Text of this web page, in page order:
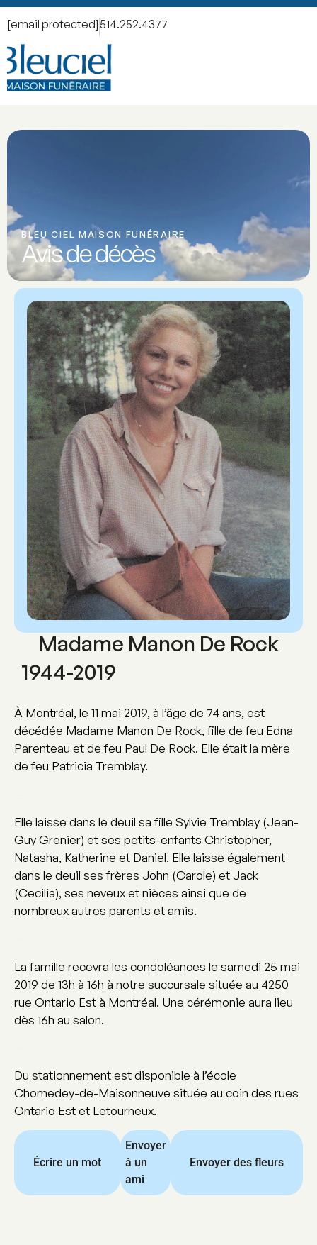
[email protected] 514.252.4377
BLEU CIEL MAISON FUNÉRAIRE
Avis de décès
À Montréal, le 11 mai 2019, à l’âge de 74 ans, est
décédée Madame Manon De Rock, fille de feu Edna
Parenteau et de feu Paul De Rock. Elle était la mère
de feu Patricia Tremblay.
Elle laisse dans le deuil sa fille Sylvie Tremblay (Jean-
Guy Grenier) et ses petits-enfants Christopher,
Natasha, Katherine et Daniel. Elle laisse également
dans le deuil ses frères John (Carole) et Jack
(Cecilia), ses neveux et nièces ainsi que de
nombreux autres parents et amis.
La famille recevra les condoléances le samedi 25 mai
2019 de 13h à 16h à notre succursale située au 4250
rue Ontario Est à Montréal. Une cérémonie aura lieu
dès 16h au salon.
Du stationnement est disponible à l’école
Chomedey-de-Maisonneuve située au coin des rues
Ontario Est et Letourneux.
Écrire un mot
Envoyer
à un
ami
Envoyer des fleurs
Madame Manon De Rock
1944-2019